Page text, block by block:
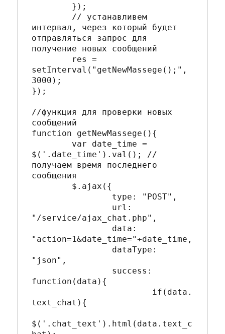
интервал, через который будет
отправляться запрос для
получение новых сообщений
setInterval("getNewMassege();",
3000);
});
//функция для проверки новых
сообщений
function getNewMassege(){
$('.date_time').val(); //
получаем время последнего
сообщения
"/service/ajax_chat.php",
"action=1&date_time="+date_time,
"json",
function(data){
text_chat){
$('.chat_text').html(data.text_c